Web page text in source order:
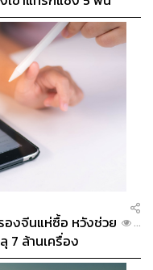
องจีนแห่ซื้อ หวังช่วย
7 ล้านเครื่อง
...